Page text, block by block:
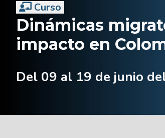
Curso
Dinámicas
impacto en
Del 09 al 19 de junio